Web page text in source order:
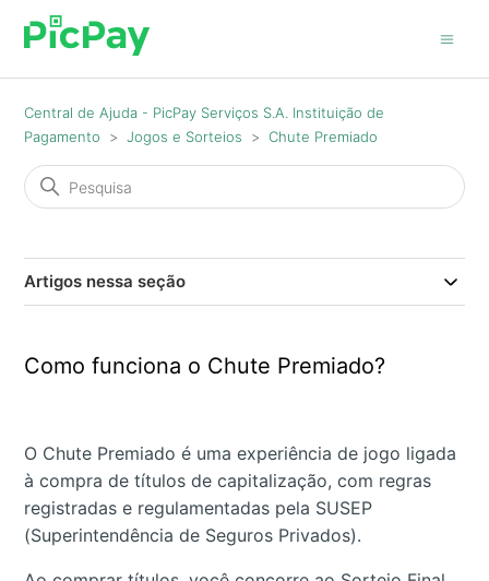
Central de Ajuda - PicPay Serviços S.A. Instituição de
Pagamento
Jogos e Sorteios Chute Premiado
Artigos nessa seção
Como funciona o Chute Premiado?
O Chute Premiado é uma experiência de jogo ligada
à compra de títulos de capitalização, com regras
registradas e regulamentadas pela SUSEP
(Superintendência de Seguros Privados).